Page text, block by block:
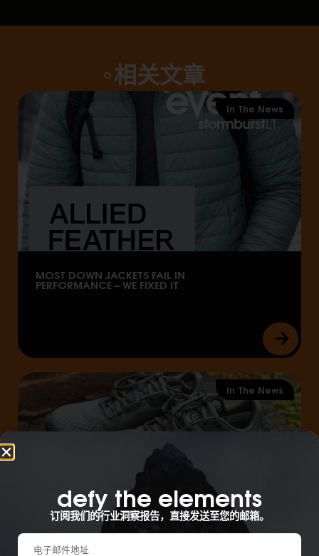
相关文章
In The News
MOST DOWN JACKETS FAIL IN
PERFORMANCE – WE FIXED IT
In The News
defy the elements​
订阅我们的行业洞察报告，直接发送至您的邮箱。